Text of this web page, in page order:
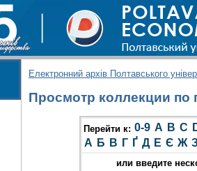
Електронний архів Полтавського
Просмотр коллекции по
Перейти к: 0-9 A B C
А Б В Г Ґ Д Е Є Ж
или введите